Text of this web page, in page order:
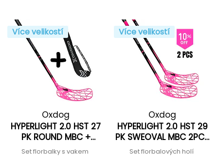
Více velikostí
Oxdog
HYPERLIGHT 2.0 HST 27
PK ROUND MBC +
Stickbag '26
Set florbalky s vakem
Více velikostí
Oxdog
HYPERLIGHT 2.0 HST 29
PK SWEOVAL MBC 2PCS
'26
Set florbalových holí